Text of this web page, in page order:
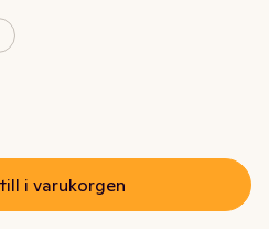
i varukorgen